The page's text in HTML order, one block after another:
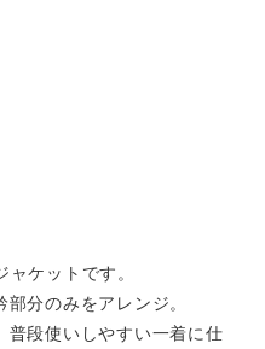
ケットです。
分のみをアレンジ。
普段使いしやすい一着に仕